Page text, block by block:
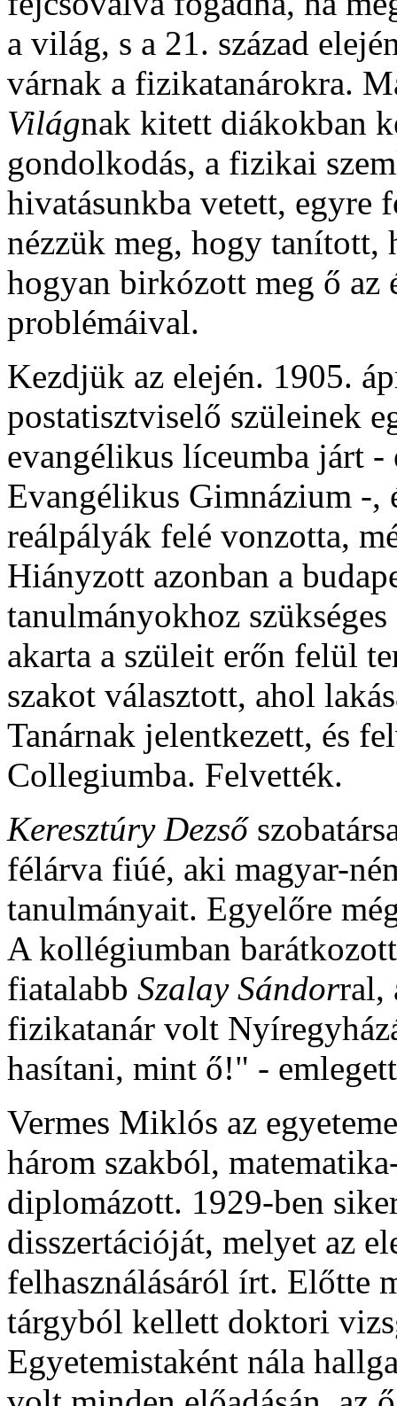
a világ, s a 21. század
várnak a fizikatanárokra.
Világnak kitett diákokban
gondolkodás, a fizikai
hivatásunkba vetett, egyre
nézzük meg, hogy tanított,
hogyan birkózott meg ő az
problémáival.
Kezdjük az elején. 1905.
postatisztviselő szüleinek
evangélikus líceumba járt
Evangélikus Gimnázium -,
reálpályák felé vonzotta,
Hiányzott azonban a
tanulmányokhoz
akarta a szüleit erőn felül
szakot választott, ahol
Tanárnak jelentkezett, és
Collegiumba. Felvették.
Keresztúry Dezső
félárva fiúé, aki magyar-
tanulmányait. Egyelőre
A kollégiumban
fiatalabb Szalay Sándorral,
fizikatanár volt
hasítani, mint ő!" -
Vermes Miklós az
három szakból,
diplomázott. 1929-ben
disszertációját, melyet az
felhasználásáról írt. Előtte
tárgyból kellett doktori
Egyetemistaként nála